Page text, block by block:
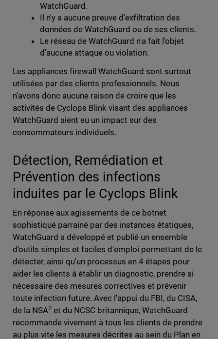
WatchGuard.
Il n'y a aucune preuve d'exfiltration des
données de WatchGuard ou de ses clients.
Le réseau de WatchGuard n'a fait l'objet
d'aucune attaque ou violation.
Les appliances firewall WatchGuard sont surtout
utilisées par des clients professionnels. Nous
n'avons donc aucune raison de croire que les
activités de Cyclops Blink visant des appliances
WatchGuard aient eu un impact sur des
consommateurs individuels.
Détection, Remédiation et
Prévention des infections
induites par le Cyclops Blink
En réponse aux agissements de ce botnet
sophistiqué parrainé par des instances étatiques,
WatchGuard a développé et publié un ensemble
d'outils simples et faciles d'emploi permettant de le
détecter, ainsi qu'un processus en 4 étapes pour
aider les clients à établir un diagnostic, prendre si
nécessaire des mesures correctives et prévenir
toute infection future. Avec l'appui du FBI, du CISA,
de la NSA2et du NCSC britannique, WatchGuard
recommande vivement à tous les clients de prendre
au plus vite les mesures décrites au sein du Plan en